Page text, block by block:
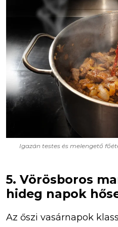
Igazán testes és melengető
5. Vörösboros
hideg napok
Az őszi vasárnapok